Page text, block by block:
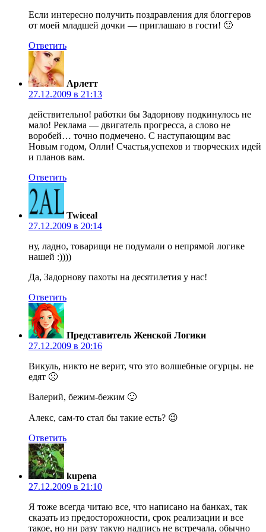
Если интересно получить поздравления для блоггеров
от моей младшей дочки — приглашаю в гости! 🙂
Ответить
Арлетт
27.12.2009 в 21:13
действительно! работки бы Задорнову подкинулось не
мало! Реклама — двигатель прогресса, а слово не
воробей… точно подмечено. С наступающим вас
Новым годом, Олли! Счастья,успехов и творческих идей
и планов вам.
Ответить
Twiceal
27.12.2009 в 20:14
ну, ладно, товарищи не подумали о непрямой логике
нашей :))))
Да, Задорнову пахоты на десятилетия у нас!
Ответить
Представитель Женской Логики
27.12.2009 в 20:16
Викуль, никто не верит, что это волшебные огурцы. не
едят 🙁
Валерий, бежим-бежим 🙂
Алекс, сам-то стал бы такие есть? 😉
Ответить
kupena
27.12.2009 в 21:10
Я тоже всегда читаю все, что написано на банках, так
сказать из предосторожности, срок реализации и все
такое, но ни разу такую надпись не встречала, обычно